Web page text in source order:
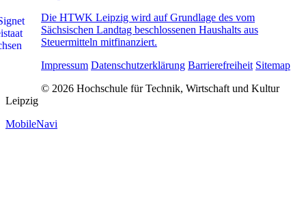
Die HTWK Leipzig wird auf Grundlage des vom
Sächsischen Landtag beschlossenen Haushalts aus
Steuermitteln mitfinanziert.
Impressum Datenschutzerklärung Barrierefreiheit Sitemap
© 2026 Hochschule für Technik, Wirtschaft und Kultur
Leipzig
MobileNavi